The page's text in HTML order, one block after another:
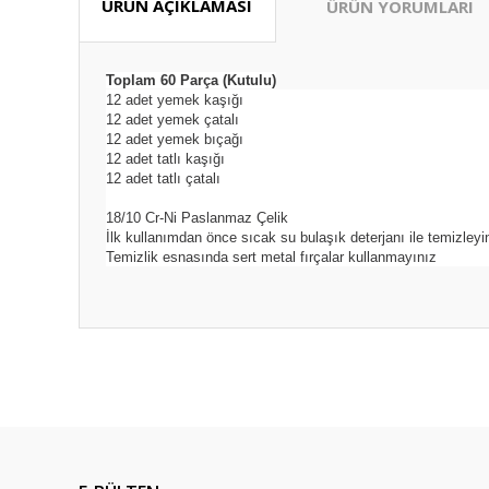
ÜRÜN AÇIKLAMASI ÜRÜN YORUMLARI
Toplam 60 Parça (Kutulu)
12 adet yemek kaşığı
12 adet yemek çatalı
12 adet yemek bıçağı
12 adet tatlı kaşığı
12 adet tatlı çatalı
18/10 Cr-Ni Paslanmaz Çelik
İlk kullanımdan önce sıcak su bulaşık deterjanı ile
Temizlik esnasında sert metal fırçalar kullanmayınız
aldım